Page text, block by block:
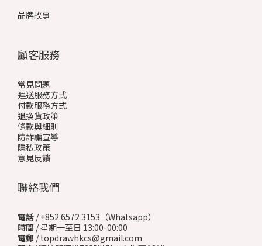
品牌故事
顧客服務
常見問題
運送服務方式
付款服務方式
退換貨政策
條款與細則
防詐騙宣導
隱私政策
意見反饋
聯絡我們
電話 / +852 6572 3153（Whatsapp）
時間 / 星期一至日 13:00-00:00
電郵 / topdrawhkcs@gmail.com